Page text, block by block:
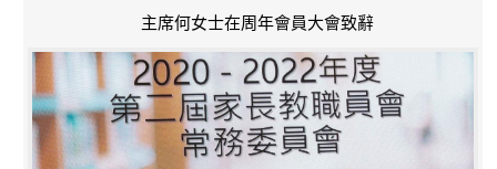
主席何女士在周年會員大會致辭